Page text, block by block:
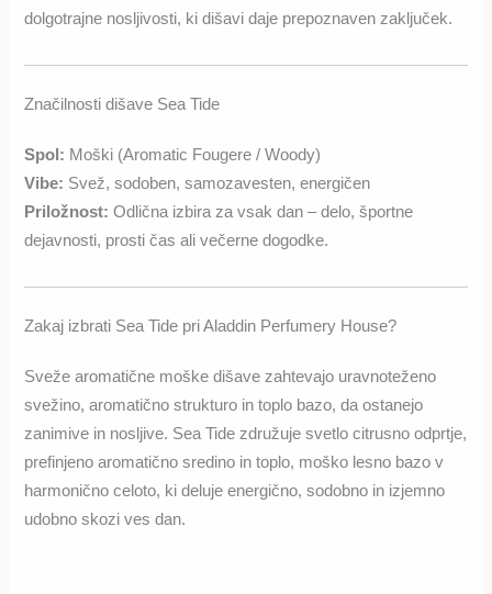
dolgotrajne nosljivosti, ki dišavi daje prepoznaven zaključek.
Značilnosti dišave Sea Tide
Spol: Moški (Aromatic Fougere / Woody)
Vibe: Svež, sodoben, samozavesten, energičen
Priložnost: Odlična izbira za vsak dan – delo, športne
dejavnosti, prosti čas ali večerne dogodke.
Zakaj izbrati Sea Tide pri Aladdin Perfumery House?
Sveže aromatične moške dišave zahtevajo uravnoteženo
svežino, aromatično strukturo in toplo bazo, da ostanejo
zanimive in nosljive. Sea Tide združuje svetlo citrusno odprtje,
prefinjeno aromatično sredino in toplo, moško lesno bazo v
harmonično celoto, ki deluje energično, sodobno in izjemno
udobno skozi ves dan.